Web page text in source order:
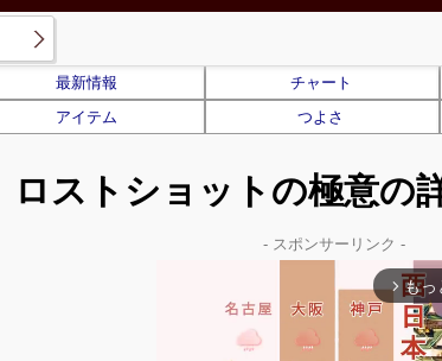
最新情報 チャート
アイテム つよさ
ロストショットの極意の
- スポンサーリンク -
arrow_forward_ios もっ